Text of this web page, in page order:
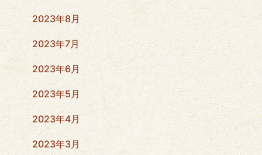
2023年8月
2023年7月
2023年6月
2023年5月
2023年4月
2023年3月